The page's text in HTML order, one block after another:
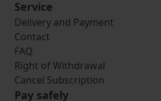
Service
Delivery and Payment
Contact
FAQ
Right of Withdrawal
Cancel Subscription
Pay safely